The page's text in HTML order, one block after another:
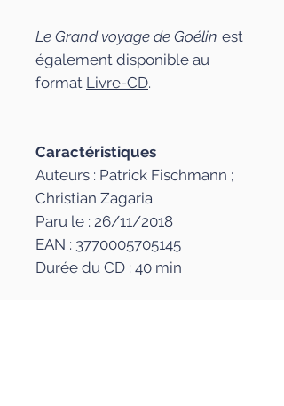
Le Grand voyage de Goélin est
également disponible au
format Livre-CD.
Caractéristiques
Auteurs : Patrick Fischmann ;
Christian Zagaria
Paru le : 26/11/2018
EAN : 3770005705145
Durée du CD : 40 min